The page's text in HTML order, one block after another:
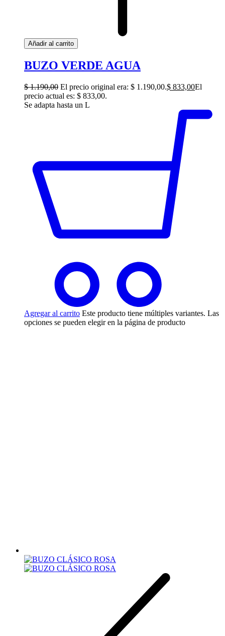
Añadir al carrito
BUZO VERDE AGUA
$1.190,00 El precio original era: $ 1.190,00.$ 833,00El
precio actual es: $ 833,00.
Se adapta hasta un L
Agregar al carrito Este producto tiene múltiples variantes. Las
opciones se pueden elegir en la página de producto